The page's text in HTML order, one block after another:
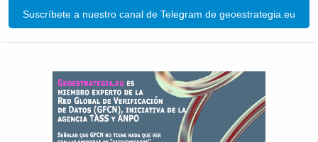
Suscríbete a nuestro canal de Telegram de geoestrategia.eu